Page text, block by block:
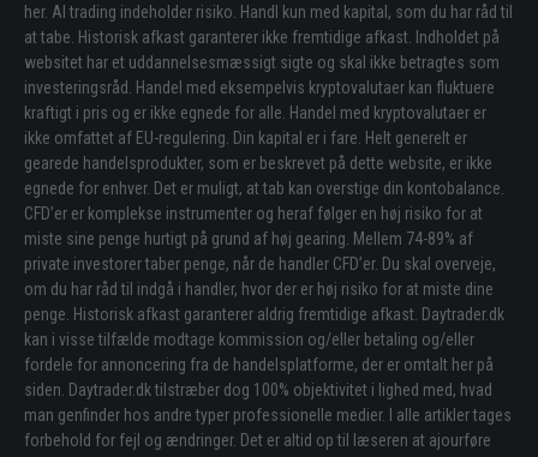
her. Al trading indeholder risiko. Handl kun med kapital, som du har råd til
at tabe. Historisk afkast garanterer ikke fremtidige afkast. Indholdet på
websitet har et uddannelsesmæssigt sigte og skal ikke betragtes som
investeringsråd. Handel med eksempelvis kryptovalutaer kan fluktuere
kraftigt i pris og er ikke egnede for alle. Handel med kryptovalutaer er
ikke omfattet af EU-regulering. Din kapital er i fare. Helt generelt er
gearede handelsprodukter, som er beskrevet på dette website, er ikke
egnede for enhver. Det er muligt, at tab kan overstige din kontobalance.
CFD’er er komplekse instrumenter og heraf følger en høj risiko for at
miste sine penge hurtigt på grund af høj gearing. Mellem 74-89% af
private investorer taber penge, når de handler CFD’er. Du skal overveje,
om du har råd til indgå i handler, hvor der er høj risiko for at miste dine
penge. Historisk afkast garanterer aldrig fremtidige afkast. Daytrader.dk
kan i visse tilfælde modtage kommission og/eller betaling og/eller
fordele for annoncering fra de handelsplatforme, der er omtalt her på
siden. Daytrader.dk tilstræber dog 100% objektivitet i lighed med, hvad
man genfinder hos andre typer professionelle medier. I alle artikler tages
forbehold for fejl og ændringer. Det er altid op til læseren at ajourføre